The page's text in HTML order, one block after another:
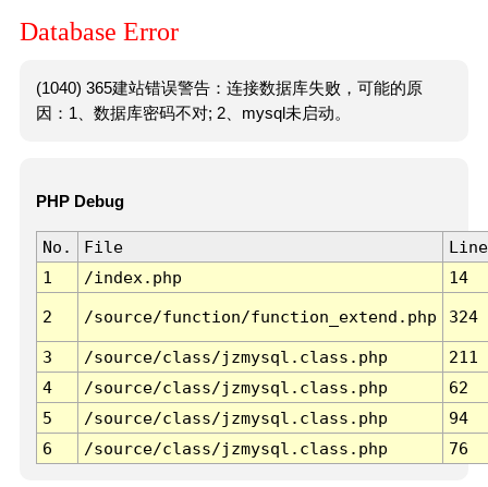
Database Error
(1040) 365建站错误警告：连接数据库失败，可能的原
因：1、数据库密码不对; 2、mysql未启动。
PHP Debug
No. File
Line
1
/index.php 14
2 /source/function/function_extend.php 324
3 /source/class/jzmysql.class.php
211
4
/source/class/jzmysql.class.php
62
5
/source/class/jzmysql.class.php
94
6
/source/class/jzmysql.class.php 76